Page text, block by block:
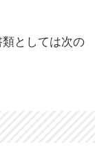
としては次の